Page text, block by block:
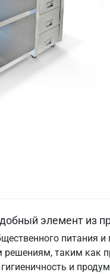
элемент из
питания
решениям, таким как
гигиеничность и